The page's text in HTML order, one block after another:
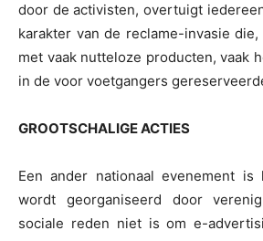
door de activisten, overtuigt
karakter van de reclame-invasie
met vaak nutteloze producten, vaak
in de voor voetgangers
GROOTSCHALIGE ACTIES
Een ander nationaal evenement is
wordt georganiseerd door
sociale reden niet is om e-